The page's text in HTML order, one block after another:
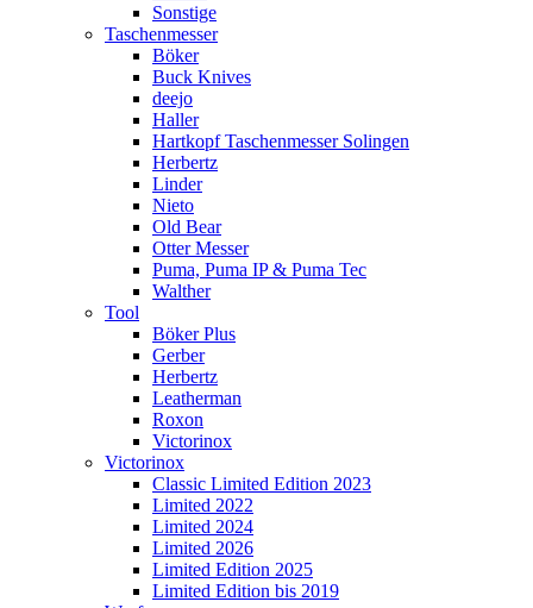
Sonstige
Taschenmesser
Böker
Buck Knives
deejo
Haller
Hartkopf Taschenmesser Solingen
Herbertz
Linder
Nieto
Old Bear
Otter Messer
Puma, Puma IP & Puma Tec
Walther
Tool
Böker Plus
Gerber
Herbertz
Leatherman
Roxon
Victorinox
Victorinox
Classic Limited Edition 2023
Limited 2022
Limited 2024
Limited 2026
Limited Edition 2025
Limited Edition bis 2019